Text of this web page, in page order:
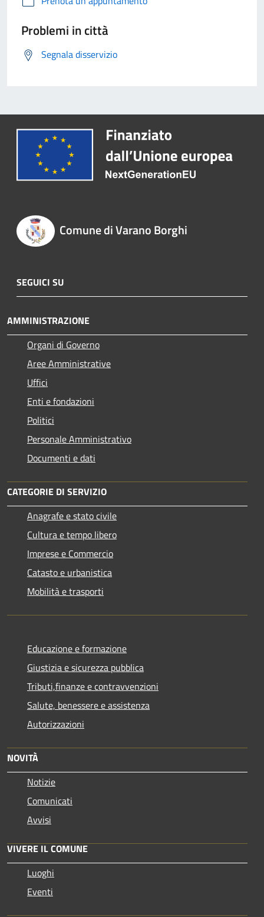
Problemi in città
Segnala disservizio
Comune di Varano Borghi
SEGUICI SU
AMMINISTRAZIONE
Organi di Governo
Aree Amministrative
Uffici
Enti e fondazioni
Politici
Personale Amministrativo
Documenti e dati
CATEGORIE DI SERVIZIO
Anagrafe e stato civile
Cultura e tempo libero
Imprese e Commercio
Catasto e urbanistica
Mobilità e trasporti
Educazione e formazione
Giustizia e sicurezza pubblica
Tributi,finanze e contravvenzioni
Salute, benessere e assistenza
Autorizzazioni
NOVITÀ
Notizie
Comunicati
Avvisi
VIVERE IL COMUNE
Luoghi
Eventi